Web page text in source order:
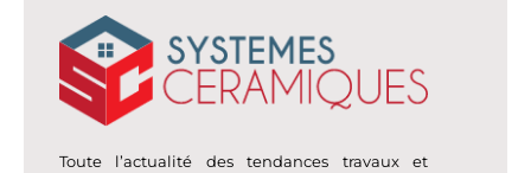
Toute l’actualité des tendances travaux et